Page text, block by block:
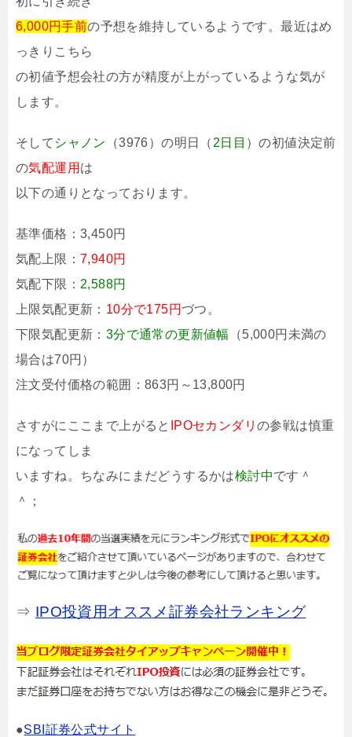
6,000円手前の予想を維持しているようです。最近はめ
っきりこちら
の初値予想会社の方が精度が上がっているような気が
します。
そして シャノン （3976）の明日（ 2日目 ）の初値決定前
の気配運用 は
以下の通りとなっております。
基準価格： 3,450円
気配上限： 7,940円
気配下限： 2,588円
上限気配更新： 10分で175円づつ。
下限気配更新： 3分で通常の更新値幅
（5,000円未満の
場合は70円）
注文受付価格の範囲：863円～13,800円
さすがにここまで上がると IPOセカンダリの参戦は慎重
になってしま
いますね。ちなみにまだどうするかは検討中です＾
＾；
⇒ IPO投資用オススメ証券会社ランキング
●SBI証券公式サイト